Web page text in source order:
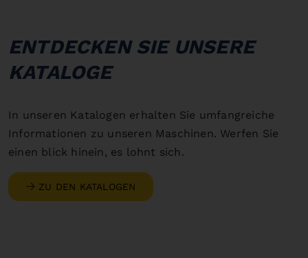
ENTDECKEN SIE UNSERE
KATALOGE
In unseren Katalogen erhalten Sie umfangreiche
Informationen zu unseren Maschinen. Werfen Sie
einen blick hinein, es lohnt sich.
ZU DEN KATALOGEN